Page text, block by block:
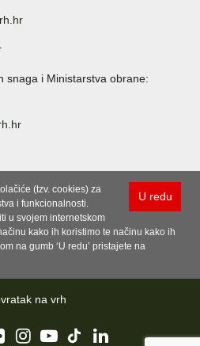
snaga i Ministarstva obrane:
U redu
(tzv. cookies) za
i funkcionalnosti.
u svojem internetskom
kako ih koristimo te načinu kako ih
na gumb ‘U redu’ pristajete na
na vrh